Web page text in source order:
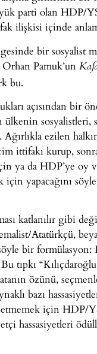
parti olan HDP/
ilişkisi içinde
bir sosyalist
Pamuk’un
bu.
açısından bir
ülkenin
ezilen
ittifakı kurup,
ya da HDP’ye oy
yapacağını
katlanılır gibi
Atatürkçü,
bir
tıpkı
özünü,
bazı
için HDP/
hassasiyetleri